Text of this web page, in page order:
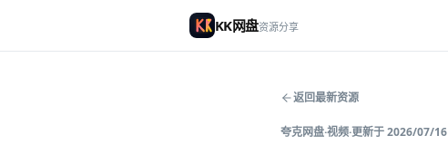
KK网盘资源分享
返回最新资源
夸克网盘·视频·更新于2026/07/16